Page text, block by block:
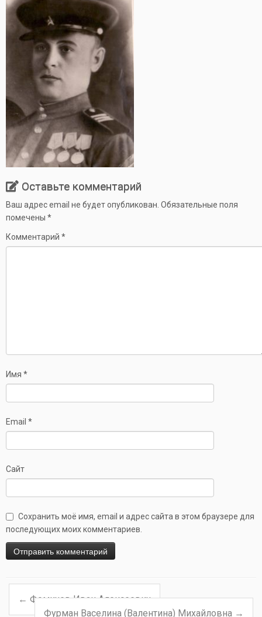
Оставьте комментарий
Ваш адрес email не будет опубликован. Обязательные поля
помечены *
Комментарий *
Имя *
Email *
Сайт
Сохранить моё имя, email и адрес сайта в этом браузере для
последующих моих комментариев.
Навигация по записям
← Фомичев Иван Алексеевич
Фурман Васелина (Валентина) Михайловна →